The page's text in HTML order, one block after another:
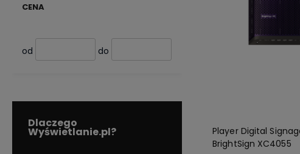
CENA
od do
Dlaczego
Wyświetlanie.pl?
Player Digital
BrightSign XC4055